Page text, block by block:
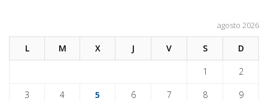
agosto 2026
L M X J V S D
1 2
3 4 5 6 7 8 9